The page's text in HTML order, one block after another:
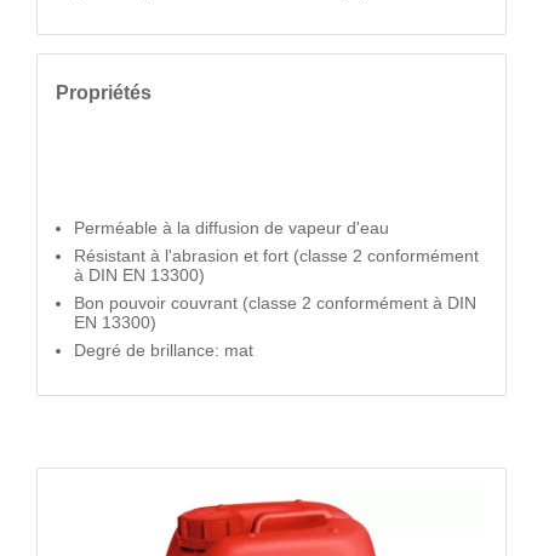
Propriétés
Perméable à la diffusion de vapeur d'eau
Résistant à l'abrasion et fort (classe 2 conformément
à DIN EN 13300)
Bon pouvoir couvrant (classe 2 conformément à DIN
EN 13300)
Degré de brillance: mat